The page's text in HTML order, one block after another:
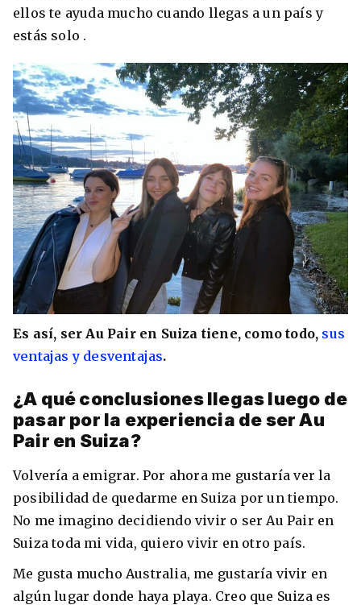
ellos te ayuda mucho cuando llegas a un país y
estás solo .
Es así, ser Au Pair en Suiza tiene, como todo, sus
ventajas y desventajas.
¿A qué conclusiones llegas luego de
pasar por la experiencia de ser Au
Pair en Suiza?
Volvería a emigrar. Por ahora me gustaría ver la
posibilidad de quedarme en Suiza por un tiempo.
No me imagino decidiendo vivir o ser Au Pair en
Suiza toda mi vida, quiero vivir en otro país.
Me gusta mucho Australia, me gustaría vivir en
algún lugar donde haya playa. Creo que Suiza es